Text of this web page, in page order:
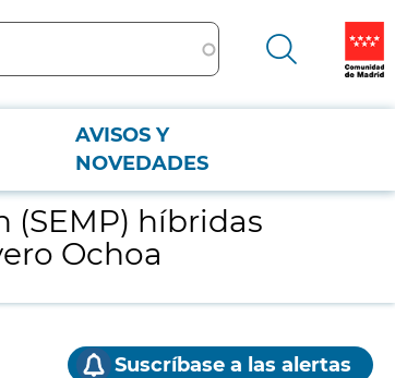
AVISOS Y
NOVEDADES
híbridas
Ochoa
Suscríbase a las alertas